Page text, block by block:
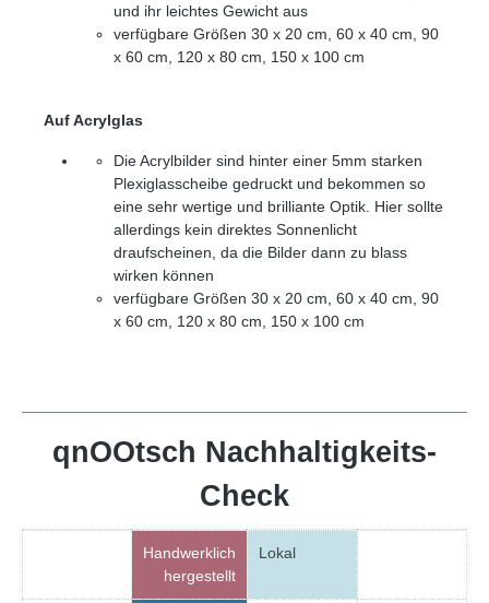
und ihr leichtes Gewicht aus
verfügbare Größen 30 x 20 cm, 60 x 40 cm, 90
x 60 cm, 120 x 80 cm, 150 x 100 cm
Auf Acrylglas
Die Acrylbilder sind hinter einer 5mm starken
Plexiglasscheibe gedruckt und bekommen so
eine sehr wertige und brilliante Optik. Hier sollte
allerdings kein direktes Sonnenlicht
draufscheinen, da die Bilder dann zu blass
wirken können
verfügbare Größen 30 x 20 cm, 60 x 40 cm, 90
x 60 cm, 120 x 80 cm, 150 x 100 cm
qnOOtsch Nachhaltigkeits-
Check
Handwerklich
hergestellt
Lokal